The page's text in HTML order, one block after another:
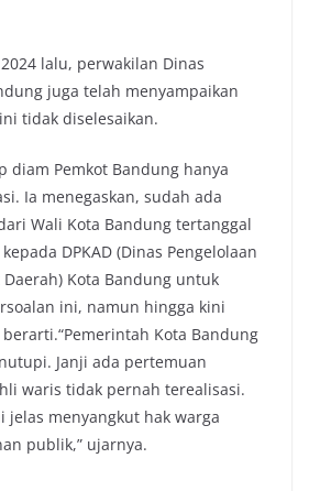
lalu, perwakilan Dinas
juga telah menyampaikan
tidak diselesaikan.
diam Pemkot Bandung hanya
Ia menegaskan, sudah ada
Wali Kota Bandung tertanggal
DPKAD (Dinas Pengelolaan
Kota Bandung untuk
ini, namun hingga kini
Kota Bandung
Janji ada pertemuan
waris tidak pernah terealisasi.
jelas menyangkut hak warga
publik,” ujarnya.